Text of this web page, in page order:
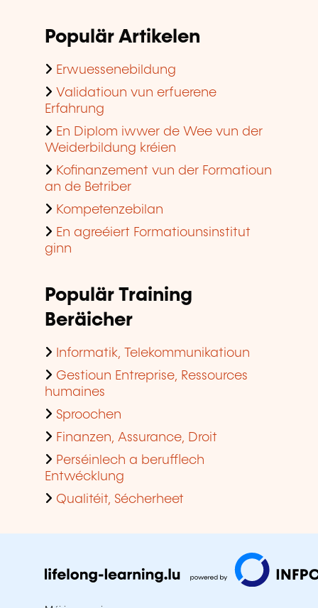
Populär Artikelen
Erwuessenebildung
Validatioun vun erfuerene
Erfahrung
En Diplom iwwer de Wee vun der
Weiderbildung kréien
Kofinanzement vun der Formatioun
an de Betriber
Kompetenzebilan
En agreéiert Formatiounsinstitut
ginn
Populär Training
Beräicher
Informatik, Telekommunikatioun
Gestioun Entreprise, Ressources
humaines
Sproochen
Finanzen, Assurance, Droit
Perséinlech a berufflech
Entwécklung
Qualitéit, Sécherheet